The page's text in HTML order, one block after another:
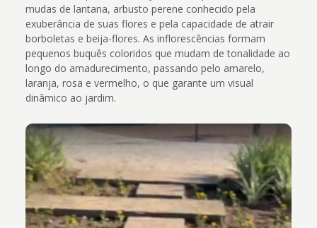
mudas de lantana, arbusto perene conhecido pela
exuberância de suas flores e pela capacidade de atrair
borboletas e beija-flores. As inflorescências formam
pequenos buquês coloridos que mudam de tonalidade ao
longo do amadurecimento, passando pelo amarelo,
laranja, rosa e vermelho, o que garante um visual
dinâmico ao jardim.